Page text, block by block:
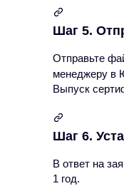
Шаг 5.
Отправьте
менеджеру в
Выпуск
Шаг 6.
В ответ на
1 год.